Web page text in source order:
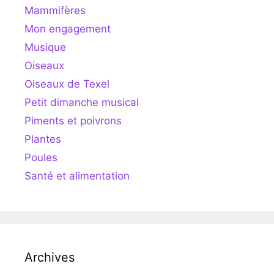
Mammifères
Mon engagement
Musique
Oiseaux
Oiseaux de Texel
Petit dimanche musical
Piments et poivrons
Plantes
Poules
Santé et alimentation
Archives